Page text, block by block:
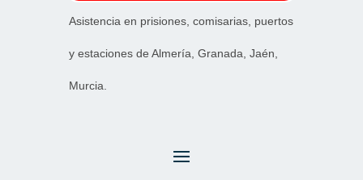
Asistencia en prisiones, comisarias, puertos
y estaciones de Almería, Granada, Jaén,
Murcia.